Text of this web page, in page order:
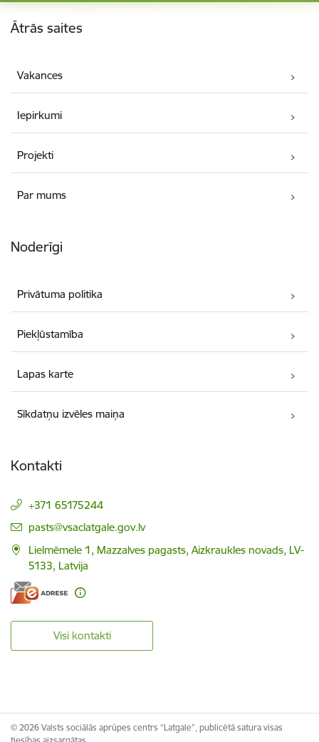
Kājene
Ātrās saites
Vakances
Iepirkumi
Projekti
Par mums
Noderīgi
Privātuma politika
Piekļūstamība
Lapas karte
Sīkdatņu izvēles maiņa
Kontakti
+371 65175244
E-pasts:
pasts@vsaclatgale.gov.lv
Lielmēmele 1, Mazzalves pagasts, Aizkraukles novads, LV-
5133, Latvija
Visi kontakti
© 2026 Valsts sociālās aprūpes centrs “Latgale”, publicētā satura visas